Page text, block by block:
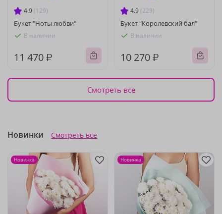
4.9 (129)
Букет "Ноты любви"
В наличии
11 470 ₽
4.9 (229)
Букет "Королевский бал"
В наличии
10 270 ₽
Смотреть все
Новинки Смотреть все
Новинка Новинка